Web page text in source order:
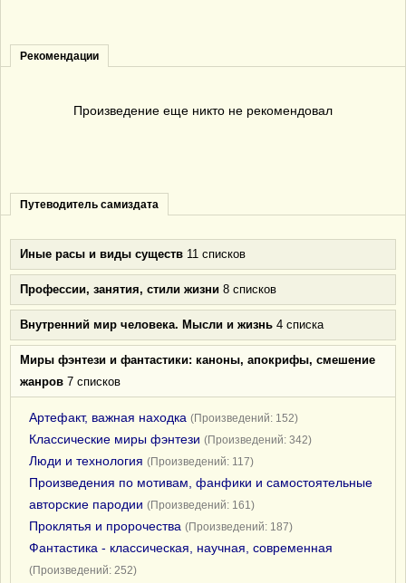
Рекомендации
Произведение еще никто не рекомендовал
Путеводитель самиздата
Иные расы и виды существ 11 списков
Профессии, занятия, стили жизни 8 списков
Внутренний мир человека. Мысли и жизнь 4 списка
Миры фэнтези и фантастики: каноны, апокрифы, смешение
жанров 7 списков
Артефакт, важная находка (Произведений: 152)
Классические миры фэнтези (Произведений: 342)
Люди и технология (Произведений: 117)
Произведения по мотивам, фанфики и самостоятельные
авторские пародии (Произведений: 161)
Проклятья и пророчества (Произведений: 187)
Фантастика - классическая, научная, современная
(Произведений: 252)